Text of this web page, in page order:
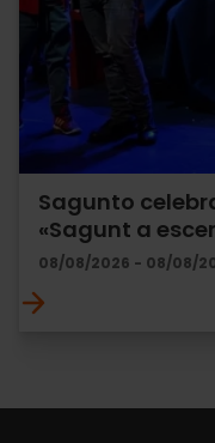
Sagunto
«Sagunt a
08/08/2026 - 08/08/